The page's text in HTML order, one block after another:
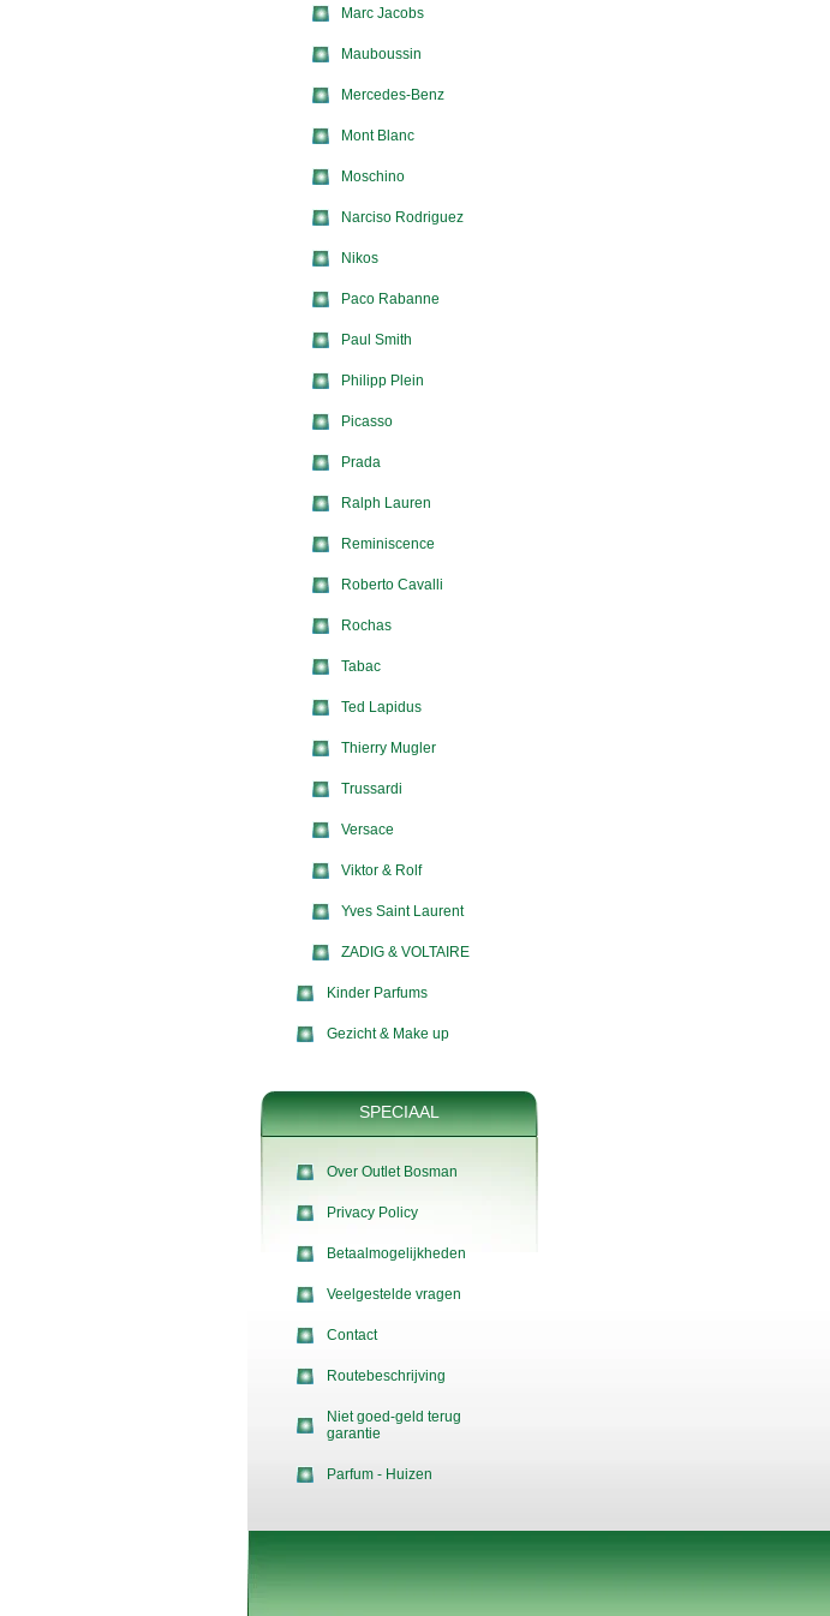
Marc Jacobs
Mauboussin
Mercedes-Benz
Mont Blanc
Moschino
Narciso Rodriguez
Nikos
Paco Rabanne
Paul Smith
Philipp Plein
Picasso
Prada
Ralph Lauren
Reminiscence
Roberto Cavalli
Rochas
Tabac
Ted Lapidus
Thierry Mugler
Trussardi
Versace
Viktor & Rolf
Yves Saint Laurent
ZADIG & VOLTAIRE
Kinder Parfums
Gezicht & Make up
SPECIAAL
Over Outlet Bosman
Privacy Policy
Betaalmogelijkheden
Veelgestelde vragen
Contact
Routebeschrijving
Niet goed-geld terug
garantie
Parfum - Huizen